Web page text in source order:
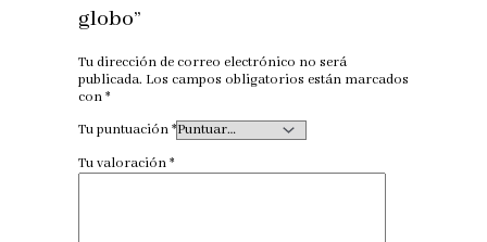
globo”
Tu dirección de correo electrónico no será
publicada. Los campos obligatorios están marcados
con*
Tu puntuación*
Tu valoración*